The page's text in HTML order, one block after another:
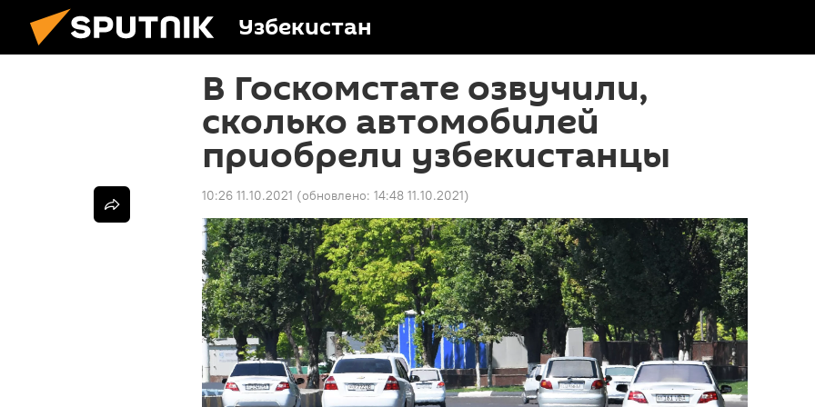
Узбекистан
В Госкомстате озвучили,
сколько автомобилей
приобрели узбекистанцы
10:26 11.10.2021 (обновлено: 14:48 11.10.2021)